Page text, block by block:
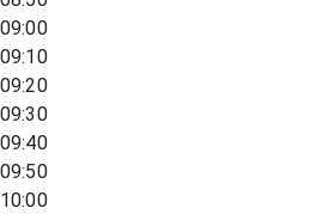
09:00
09:10
09:20
09:30
09:40
09:50
10:00